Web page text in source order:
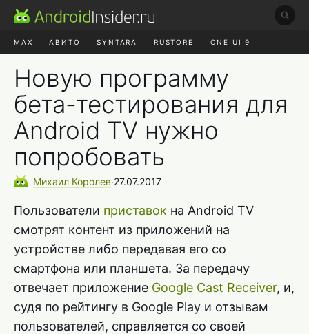
MAX АВИТО SYNTARA RUSTORE ONE UI 9
Новую программу
бета-тестирования для
Android TV нужно
попробовать
Михаил Королев∙27.07.2017
Пользователи приставок на Android TV
смотрят контент из приложений на
устройстве либо передавая его со
смартфона или планшета. За передачу
отвечает приложение Google Cast Receiver, и,
судя по рейтингу в Google Play и отзывам
пользователей, справляется со своей